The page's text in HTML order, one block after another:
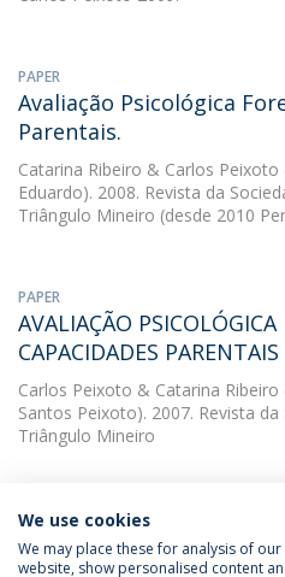
PAPER
Avaliação Psicológica
Parentais.
Catarina Ribeiro & Carlos Peixoto
Eduardo). 2008. Revista da
Triângulo Mineiro (desde 2010
PAPER
AVALIAÇÃO PSICOLÓGICA
CAPACIDADES PARENTAIS
Carlos Peixoto & Catarina Ribeiro
Santos Peixoto). 2007. Revista
Triângulo Mineiro
We use cookies
We may place these for analysis of
website, show personalised content